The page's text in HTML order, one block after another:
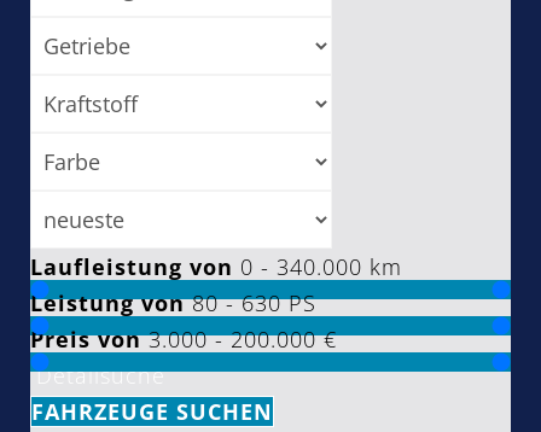
Laufleistung von 0 - 340.000 km
Leistung von80 - 630PS
Preis von3.000 - 200.000€
Detailsuche
FAHRZEUGE SUCHEN